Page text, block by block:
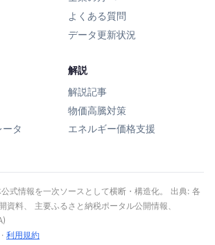
よくある質問
データ更新状況
タ
解説
解説記事
物価高騰対策
エネルギー価格支援
式情報を一次ソースとして横断・構造化。 出典: 各
資料、 主要ふるさと納税ポータル公開情報、
· 利用規約